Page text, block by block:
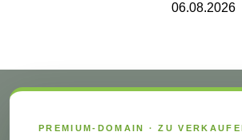
06.08.2026
PREMIUM-DOMAIN · ZU